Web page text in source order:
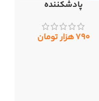
پادشکننده
۷۹۰هزار تومان